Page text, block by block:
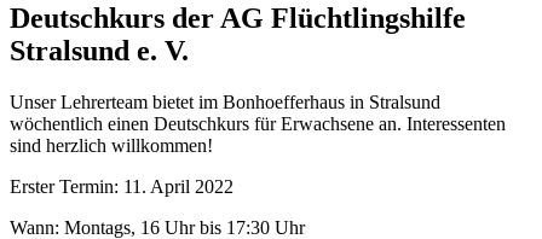
Deutschkurs der AG Flüchtlingshilfe
Stralsund e. V.
Unser Lehrerteam bietet im Bonhoefferhaus in Stralsund
wöchentlich einen Deutschkurs für Erwachsene an. Interessenten
sind herzlich willkommen!
Erster Termin: 11. April 2022
Wann: Montags, 16 Uhr bis 17:30 Uhr